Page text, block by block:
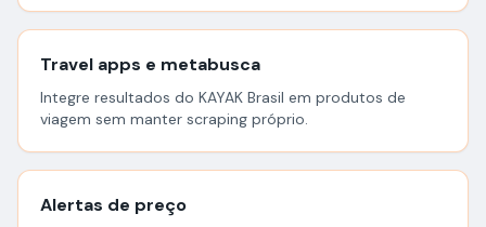
Travel apps e metabusca
Integre resultados do KAYAK Brasil em produtos de
viagem sem manter scraping próprio.
Alertas de preço